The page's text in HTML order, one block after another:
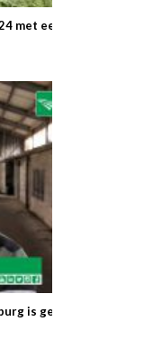
met een Ploeger CM
is gestopt met